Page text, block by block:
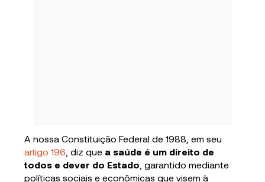
A nossa Constituição Federal de 1988, em seu
artigo 196 , diz que a saúde é um direito de
todos e dever do Estado , garantido mediante
políticas sociais e econômicas que visem à